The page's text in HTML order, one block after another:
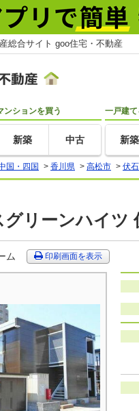
総合サイト goo住宅・不動産
ンションを買う
新築 中古
一戸建て
新築
国・四国 > 香川県 > 高松市 > 伏
グリーンハイツ
ム 印刷画面を表示